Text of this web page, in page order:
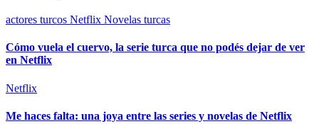
actores turcos Netflix Novelas turcas
Cómo vuela el cuervo, la serie turca que no podés dejar de ver
en Netflix
Netflix
Me haces falta: una joya entre las series y novelas de Netflix